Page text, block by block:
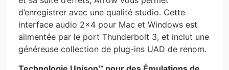
d’enregistrer avec une qualité studio. Cette
interface audio 2×4 pour Mac et Windows est
alimentée par le port Thunderbolt 3, et inclut une
généreuse collection de plug-ins UAD de renom.